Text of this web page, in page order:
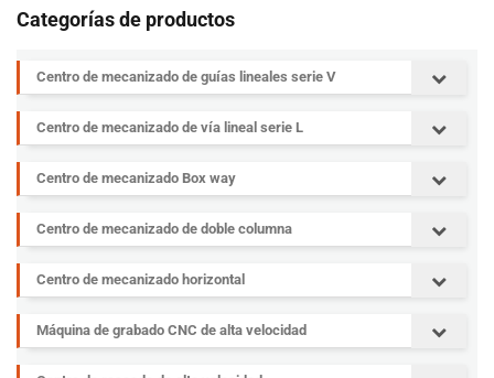
Categorías de productos
Centro de mecanizado de guías lineales serie V
Centro de mecanizado de vía lineal serie L
Centro de mecanizado Box way
Centro de mecanizado de doble columna
Centro de mecanizado horizontal
Máquina de grabado CNC de alta velocidad